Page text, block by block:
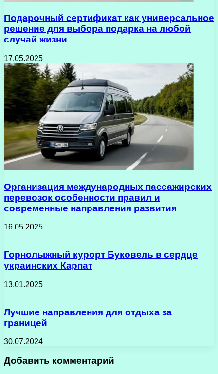
Подарочный сертификат как универсальное
решение для выбора подарка на любой
случай жизни
17.05.2025
Организация международных пассажирских
перевозок особенности правил и
современные направления развития
16.05.2025
Горнолыжный курорт Буковель в сердце
украинских Карпат
13.01.2025
Лучшие направления для отдыха за
границей
30.07.2024
Добавить комментарий